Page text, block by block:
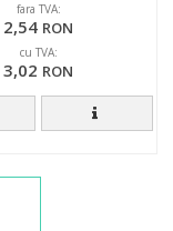
fara TVA:
2,54 RON
cu TVA:
3,02 RON